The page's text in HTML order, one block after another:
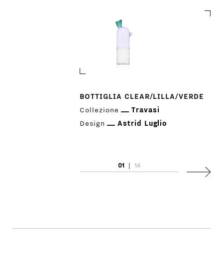
MENU
DESIGNER
BOTTIGLIA CLEAR/LILLA/VERDE
Collezione
Travasi
Design
Astrid Luglio
01 14